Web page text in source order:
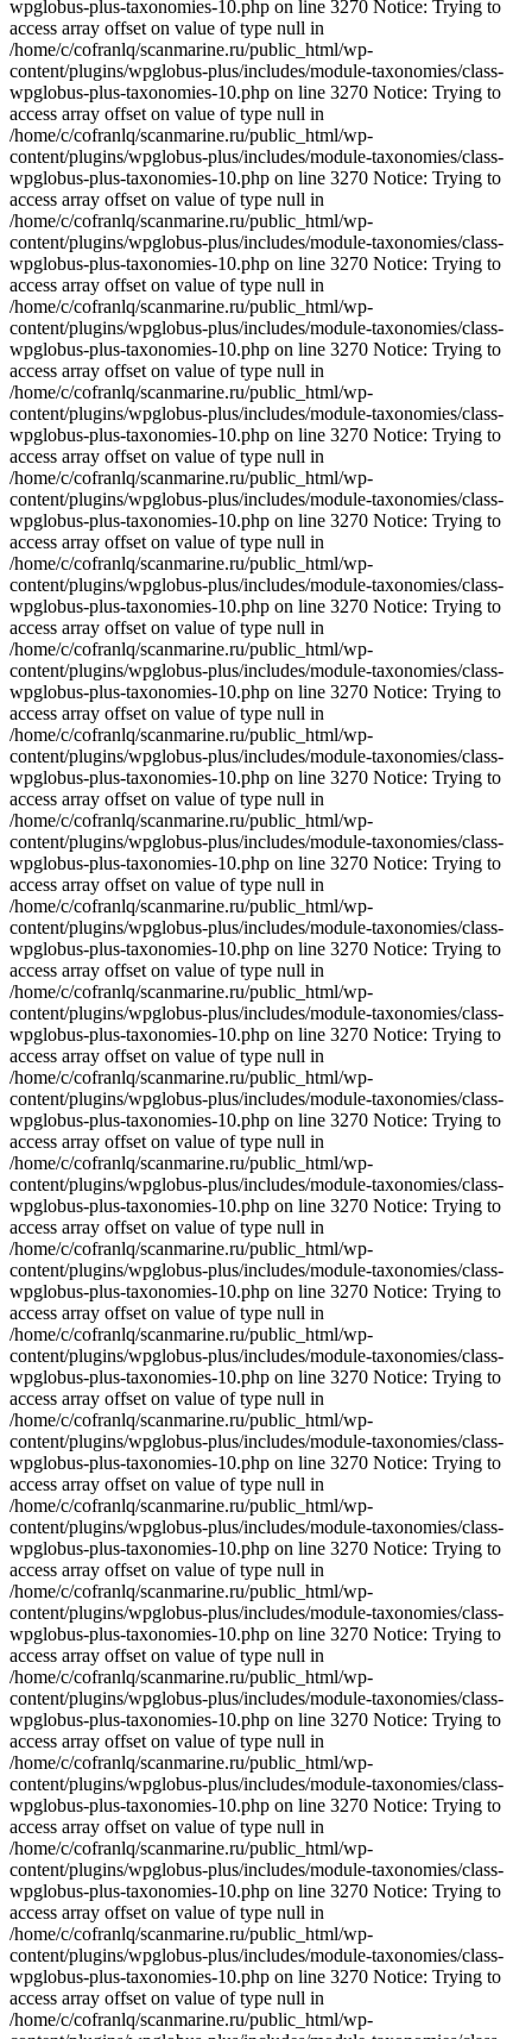
wpglobus-plus-taxonomies-10.php on line 3270 Notice: Trying to
access array offset on value of type null in
/home/c/cofranlq/scanmarine.ru/public_html/wp-
content/plugins/wpglobus-plus/includes/module-taxonomies/class-
wpglobus-plus-taxonomies-10.php on line 3270 Notice: Trying to
access array offset on value of type null in
/home/c/cofranlq/scanmarine.ru/public_html/wp-
content/plugins/wpglobus-plus/includes/module-taxonomies/class-
wpglobus-plus-taxonomies-10.php on line 3270 Notice: Trying to
access array offset on value of type null in
/home/c/cofranlq/scanmarine.ru/public_html/wp-
content/plugins/wpglobus-plus/includes/module-taxonomies/class-
wpglobus-plus-taxonomies-10.php on line 3270 Notice: Trying to
access array offset on value of type null in
/home/c/cofranlq/scanmarine.ru/public_html/wp-
content/plugins/wpglobus-plus/includes/module-taxonomies/class-
wpglobus-plus-taxonomies-10.php on line 3270 Notice: Trying to
access array offset on value of type null in
/home/c/cofranlq/scanmarine.ru/public_html/wp-
content/plugins/wpglobus-plus/includes/module-taxonomies/class-
wpglobus-plus-taxonomies-10.php on line 3270 Notice: Trying to
access array offset on value of type null in
/home/c/cofranlq/scanmarine.ru/public_html/wp-
content/plugins/wpglobus-plus/includes/module-taxonomies/class-
wpglobus-plus-taxonomies-10.php on line 3270 Notice: Trying to
access array offset on value of type null in
/home/c/cofranlq/scanmarine.ru/public_html/wp-
content/plugins/wpglobus-plus/includes/module-taxonomies/class-
wpglobus-plus-taxonomies-10.php on line 3270 Notice: Trying to
access array offset on value of type null in
/home/c/cofranlq/scanmarine.ru/public_html/wp-
content/plugins/wpglobus-plus/includes/module-taxonomies/class-
wpglobus-plus-taxonomies-10.php on line 3270 Notice: Trying to
access array offset on value of type null in
/home/c/cofranlq/scanmarine.ru/public_html/wp-
content/plugins/wpglobus-plus/includes/module-taxonomies/class-
wpglobus-plus-taxonomies-10.php on line 3270 Notice: Trying to
access array offset on value of type null in
/home/c/cofranlq/scanmarine.ru/public_html/wp-
content/plugins/wpglobus-plus/includes/module-taxonomies/class-
wpglobus-plus-taxonomies-10.php on line 3270 Notice: Trying to
access array offset on value of type null in
/home/c/cofranlq/scanmarine.ru/public_html/wp-
content/plugins/wpglobus-plus/includes/module-taxonomies/class-
wpglobus-plus-taxonomies-10.php on line 3270 Notice: Trying to
access array offset on value of type null in
/home/c/cofranlq/scanmarine.ru/public_html/wp-
content/plugins/wpglobus-plus/includes/module-taxonomies/class-
wpglobus-plus-taxonomies-10.php on line 3270 Notice: Trying to
access array offset on value of type null in
/home/c/cofranlq/scanmarine.ru/public_html/wp-
content/plugins/wpglobus-plus/includes/module-taxonomies/class-
wpglobus-plus-taxonomies-10.php on line 3270 Notice: Trying to
access array offset on value of type null in
/home/c/cofranlq/scanmarine.ru/public_html/wp-
content/plugins/wpglobus-plus/includes/module-taxonomies/class-
wpglobus-plus-taxonomies-10.php on line 3270 Notice: Trying to
access array offset on value of type null in
/home/c/cofranlq/scanmarine.ru/public_html/wp-
content/plugins/wpglobus-plus/includes/module-taxonomies/class-
wpglobus-plus-taxonomies-10.php on line 3270 Notice: Trying to
access array offset on value of type null in
/home/c/cofranlq/scanmarine.ru/public_html/wp-
content/plugins/wpglobus-plus/includes/module-taxonomies/class-
wpglobus-plus-taxonomies-10.php on line 3270 Notice: Trying to
access array offset on value of type null in
/home/c/cofranlq/scanmarine.ru/public_html/wp-
content/plugins/wpglobus-plus/includes/module-taxonomies/class-
wpglobus-plus-taxonomies-10.php on line 3270 Notice: Trying to
access array offset on value of type null in
/home/c/cofranlq/scanmarine.ru/public_html/wp-
content/plugins/wpglobus-plus/includes/module-taxonomies/class-
wpglobus-plus-taxonomies-10.php on line 3270 Notice: Trying to
access array offset on value of type null in
/home/c/cofranlq/scanmarine.ru/public_html/wp-
content/plugins/wpglobus-plus/includes/module-taxonomies/class-
wpglobus-plus-taxonomies-10.php on line 3270 Notice: Trying to
access array offset on value of type null in
/home/c/cofranlq/scanmarine.ru/public_html/wp-
content/plugins/wpglobus-plus/includes/module-taxonomies/class-
wpglobus-plus-taxonomies-10.php on line 3270 Notice: Trying to
access array offset on value of type null in
/home/c/cofranlq/scanmarine.ru/public_html/wp-
content/plugins/wpglobus-plus/includes/module-taxonomies/class-
wpglobus-plus-taxonomies-10.php on line 3270 Notice: Trying to
access array offset on value of type null in
/home/c/cofranlq/scanmarine.ru/public_html/wp-
content/plugins/wpglobus-plus/includes/module-taxonomies/class-
wpglobus-plus-taxonomies-10.php on line 3270 Notice: Trying to
access array offset on value of type null in
/home/c/cofranlq/scanmarine.ru/public_html/wp-
content/plugins/wpglobus-plus/includes/module-taxonomies/class-
wpglobus-plus-taxonomies-10.php on line 3270 Notice: Trying to
access array offset on value of type null in
/home/c/cofranlq/scanmarine.ru/public_html/wp-